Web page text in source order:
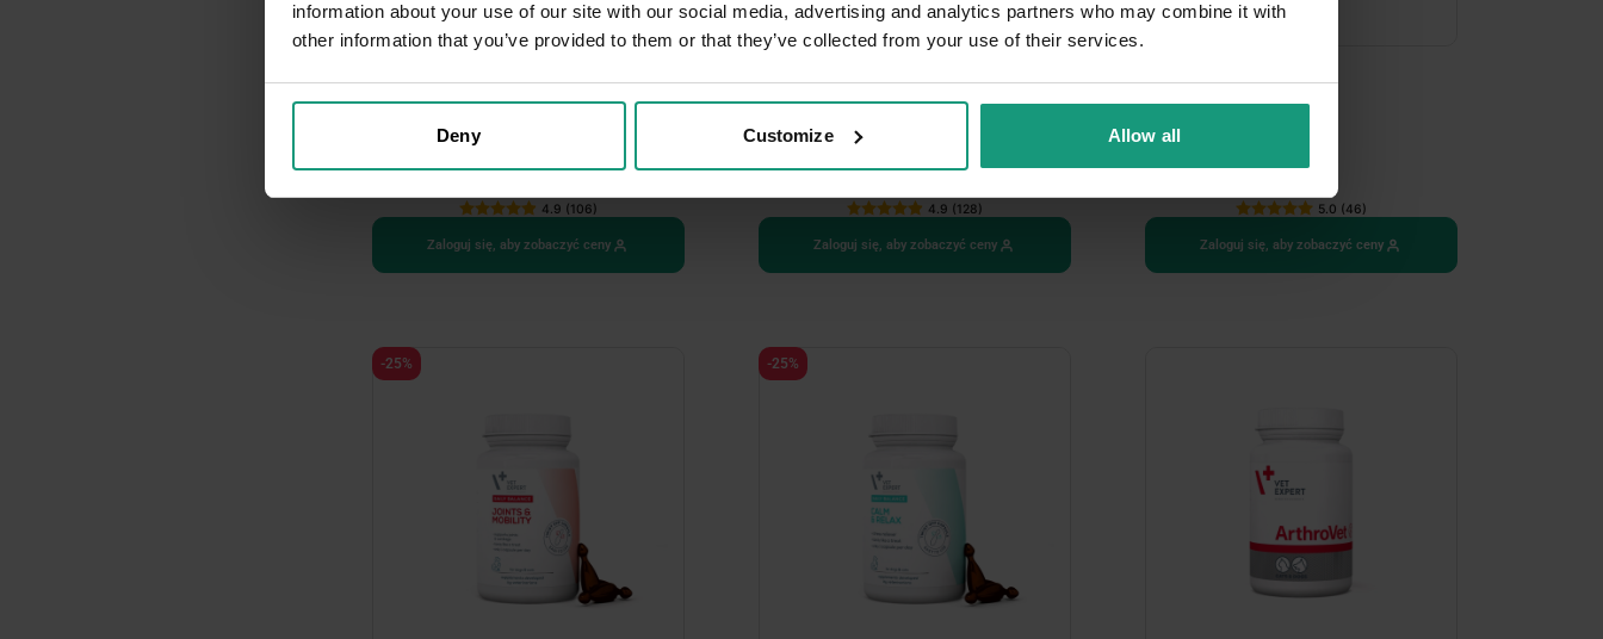
information about your use of our site with our social media, advertising and analytics partners who may combine it with
other information that you’ve provided to them or that they’ve collected from your use of their services.
Deny Customize Allow all
odkłaczająca dla kotów
4.9 (106)
Zaloguj się, aby zobaczyć ceny
4.9 (128)
Zaloguj się, aby zobaczyć ceny
5.0 (46)
Zaloguj się, aby zobaczyć ceny
-25% -25%